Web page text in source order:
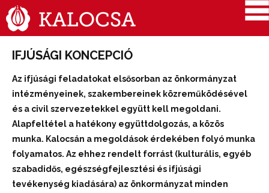
IFJÚSÁGI KONCEPCIÓ
Az ifjúsági feladatokat elsősorban az önkormányzat
intézményeinek, szakembereinek közreműködésével
és a civil szervezetekkel együtt kell megoldani.
Alapfeltétel a hatékony együttdolgozás, a közös
munka. Kalocsán a megoldások érdekében folyó munka
folyamatos. Az ehhez rendelt forrást (kulturális, egyéb
szabadidős, egészségfejlesztési és ifjúsági
tevékenység kiadására) az önkormányzat minden